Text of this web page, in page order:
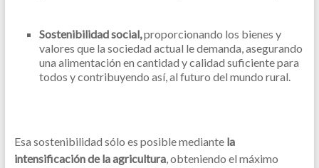
Sostenibilidad social,proporcionando los bienes y
valores que la sociedad actual le demanda, asegurando
una alimentación en cantidad y calidad suficiente para
todos y contribuyendo así, al futuro del mundo rural.
Esa sostenibilidad sólo es posible mediante la
intensificación de la agricultura, obteniendo el máximo